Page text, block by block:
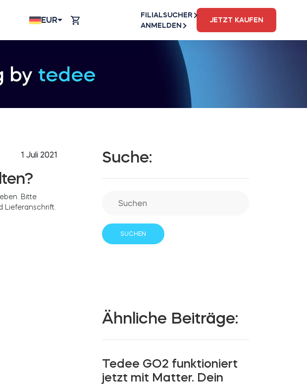
EUR
FILIALSUCHER
ANMELDEN
JETZT KAUFEN
by tedee
1 Juli 2021
Bitte
Lieferanschrift.
Suche:
Ähnliche Beiträge:
Tedee GO2 funktioniert
jetzt mit Matter. Dein